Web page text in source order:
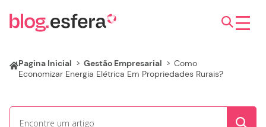
Pagina Inicial > Gestão Empresarial > Como
Economizar Energia Elétrica Em Propriedades Rurais?